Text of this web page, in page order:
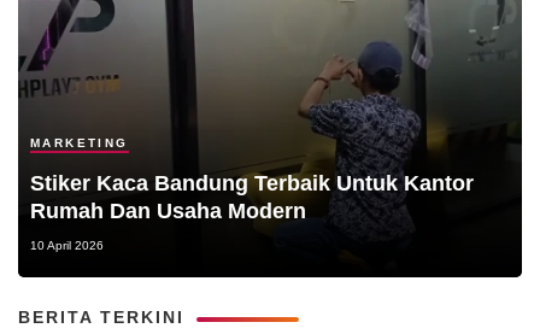
MARKETING
Stiker Kaca Bandung Terbaik Untuk Kantor
Rumah Dan Usaha Modern
10 April 2026
BERITA TERKINI